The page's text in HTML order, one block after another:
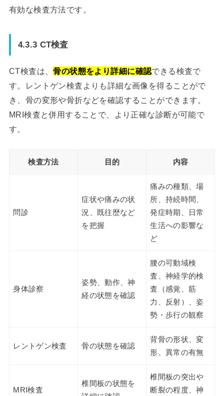
有効な検査方法です。
4.3.3 CT検査
CT検査は、骨の状態をより詳細に確認できる検査で
す。レントゲン検査よりも詳細な画像を得ることがで
き、骨の変形や骨折などを確認することができます。
MRI検査と併用することで、より正確な診断が可能で
す。
検査方法 目的 内容
問診
症状や痛みの状
況、既往歴など
を把握
痛みの種類、場
所、持続時間、
発症時期、日常
生活への影響な
ど
身体診察
姿勢、動作、神
経の状態を確認
腰の可動域検
査、神経学的検
査（感覚、筋
力、反射）、姿
勢・歩行の観察
レントゲン検査 骨の状態を確認
背骨の形状、変
形、異常の有無
MRI検査
椎間板の状態を
椎間板の突出や
断裂の程度、神